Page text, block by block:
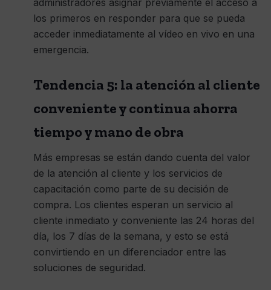
administradores asignar previamente el acceso a
los primeros en responder para que se pueda
acceder inmediatamente al vídeo en vivo en una
emergencia.
Tendencia 5: la atención al cliente
conveniente y continua ahorra
tiempo y mano de obra
Más empresas se están dando cuenta del valor
de la atención al cliente y los servicios de
capacitación como parte de su decisión de
compra. Los clientes esperan un servicio al
cliente inmediato y conveniente las 24 horas del
día, los 7 días de la semana, y esto se está
convirtiendo en un diferenciador entre las
soluciones de seguridad.